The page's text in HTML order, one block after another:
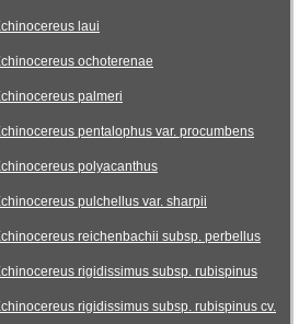
laui
ochoterenae
palmeri
pentalophus var. procumbens
polyacanthus
pulchellus var. sharpii
reichenbachii subsp. perbellus
rigidissimus subsp. rubispinus
rigidissimus subsp. rubispinus cv.